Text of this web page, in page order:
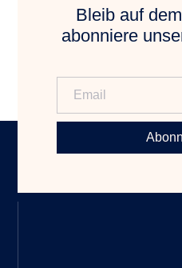
Bleib auf
abonniere